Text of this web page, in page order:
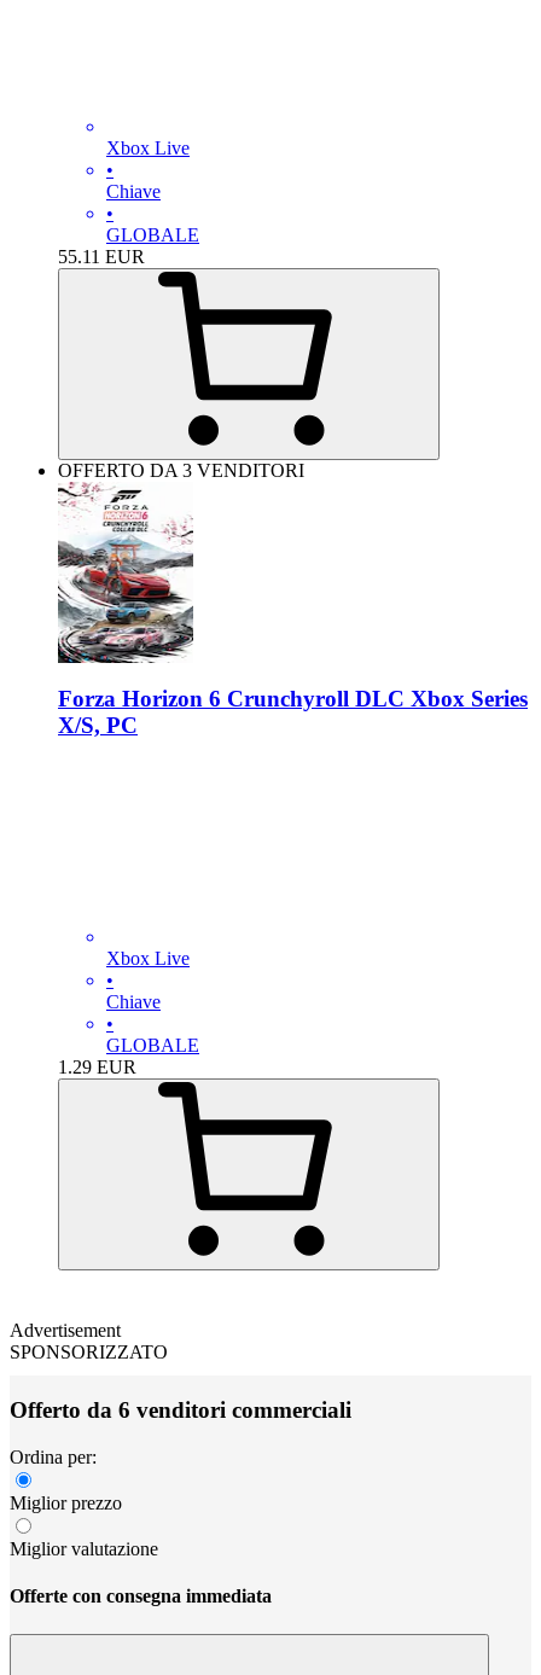
Xbox Live
•
Chiave
•
GLOBALE
55.11 EUR
OFFERTO DA 3 VENDITORI
Forza Horizon 6 Crunchyroll DLC Xbox Series
X/S, PC
Xbox Live
•
Chiave
•
GLOBALE
1.29 EUR
Advertisement
SPONSORIZZATO
Offerto da 6 venditori commerciali
Ordina per:
Miglior prezzo
Miglior valutazione
Offerte con consegna immediata